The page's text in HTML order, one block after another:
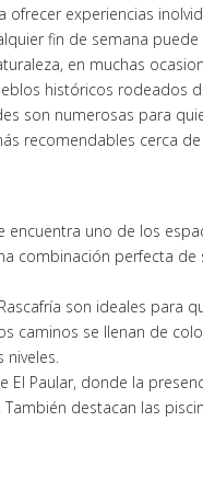
experiencias
fin de semana
en muchas
históricos rodeados
son numerosas para
recomendables cerca
uno de los
combinación perfecta
son ideales para
caminos se llenan de
El Paular, donde la
destacan las